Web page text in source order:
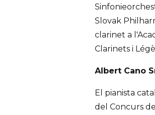
Slovak
clarinet a
Clarinets i
Albert Cano
El pianista
del Concurs